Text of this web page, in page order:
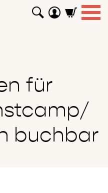
für
buchbar